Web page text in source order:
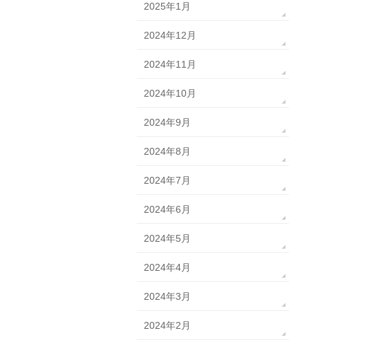
2025年1月
2024年12月
2024年11月
2024年10月
2024年9月
2024年8月
2024年7月
2024年6月
2024年5月
2024年4月
2024年3月
2024年2月